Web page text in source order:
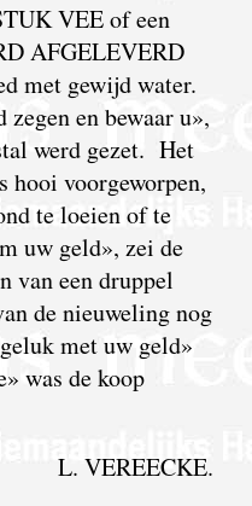
VEE of een
AFGELEVERD
met gewijd water.
en bewaar u»,
werd gezet. Het
hooi voorgeworpen,
te loeien of te
uw geld», zei de
van een druppel
de nieuweling nog
met uw geld»
was de koop
L. VEREECKE.